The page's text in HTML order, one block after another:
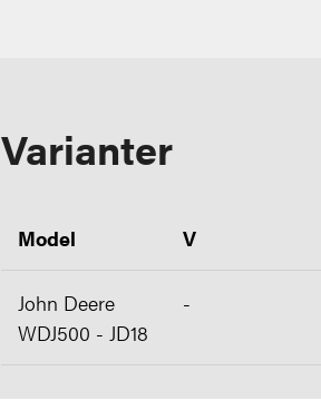
Varianter
Model V
John Deere
WDJ500 - JD18
-